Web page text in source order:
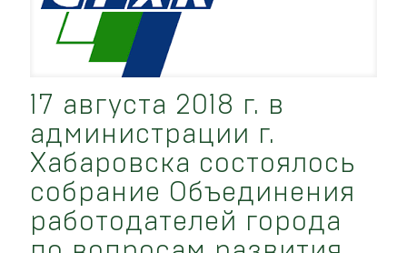
17 августа 2018 г. в
администрации г.
Хабаровска состоялось
собрание Объединения
работодателей города